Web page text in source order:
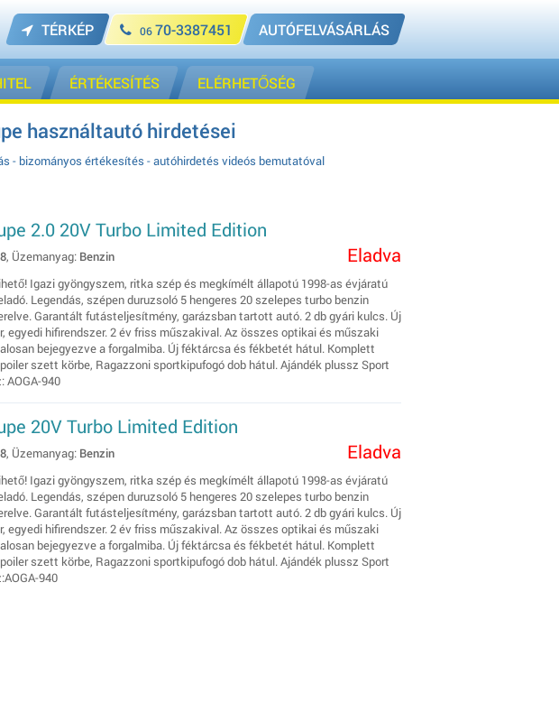
TÉRKÉP 0670-3387451 AUTÓFELVÁSÁRLÁS
ÉRTÉKESÍTÉS ELÉRHETŐSÉG
használtautó hirdetései
- bizományos értékesítés - autóhirdetés videós bemutatóval
2.0 20V Turbo Limited Edition
Eladva
, Üzemanyag: Benzin
Igazi gyöngyszem, ritka szép és megkímélt állapotú 1998-as évjáratú
Legendás, szépen duruzsoló 5 hengeres 20 szelepes turbo benzin
Garantált futásteljesítmény, garázsban tartott autó. 2 db gyári kulcs. Új
egyedi hifirendszer. 2 év friss műszakival. Az összes optikai és műszaki
bejegyezve a forgalmiba. Új féktárcsa és fékbetét hátul. Komplett
szett körbe, Ragazzoni sportkipufogó dob hátul. Ajándék plussz Sport
AOGA-940
20V Turbo Limited Edition
Eladva
, Üzemanyag: Benzin
Igazi gyöngyszem, ritka szép és megkímélt állapotú 1998-as évjáratú
Legendás, szépen duruzsoló 5 hengeres 20 szelepes turbo benzin
Garantált futásteljesítmény, garázsban tartott autó. 2 db gyári kulcs. Új
egyedi hifirendszer. 2 év friss műszakival. Az összes optikai és műszaki
bejegyezve a forgalmiba. Új féktárcsa és fékbetét hátul. Komplett
szett körbe, Ragazzoni sportkipufogó dob hátul. Ajándék plussz Sport
940